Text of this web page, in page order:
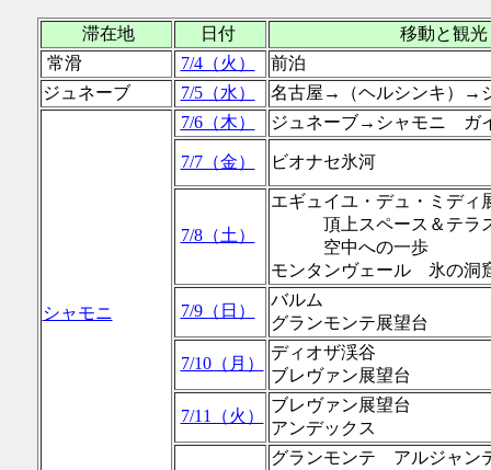
滞在地 日付
移動と観光
常滑
7/4（火）
前泊
ジュネーブ
7/5（水） 名古屋→（ヘルシンキ）→
シャモニ
7/6（木） ジュネーブ→シャモニ ガ
7/7（金） ビオナセ氷河
7/8（土）
エギュイユ・デュ・ミディ
頂上スペース＆テラス
空中への一歩
モンタンヴェール 氷の洞
7/9（日）
バルム
グランモンテ展望台
7/10（月）
ディオザ渓谷
ブレヴァン展望台
7/11（火）
ブレヴァン展望台
アンデックス
グランモンテ アルジャン